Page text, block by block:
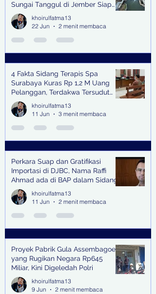
Sungai Tanggul di Jember Siap
Bangkitkan Swasembada Pangan
dan Pengendali Banjir
khoirulfatma13
22 Jun
2 menit membaca
4 Fakta Sidang Terapis Spa
Surabaya Kuras Rp 1,2 M Uang
Pelanggan, Terdakwa Tersudut
oleh Keterangan Saksi Kunci
khoirulfatma13
11 Jun
3 menit membaca
Perkara Suap dan Gratifikasi
Importasi di DJBC, Nama Raffi
Ahmad ada di BAP dalam Sidang
khoirulfatma13
11 Jun
2 menit membaca
Proyek Pabrik Gula Assembagoes
yang Rugikan Negara Rp645
Miliar, Kini Digeledah Polri
khoirulfatma13
9 Jun
2 menit membaca